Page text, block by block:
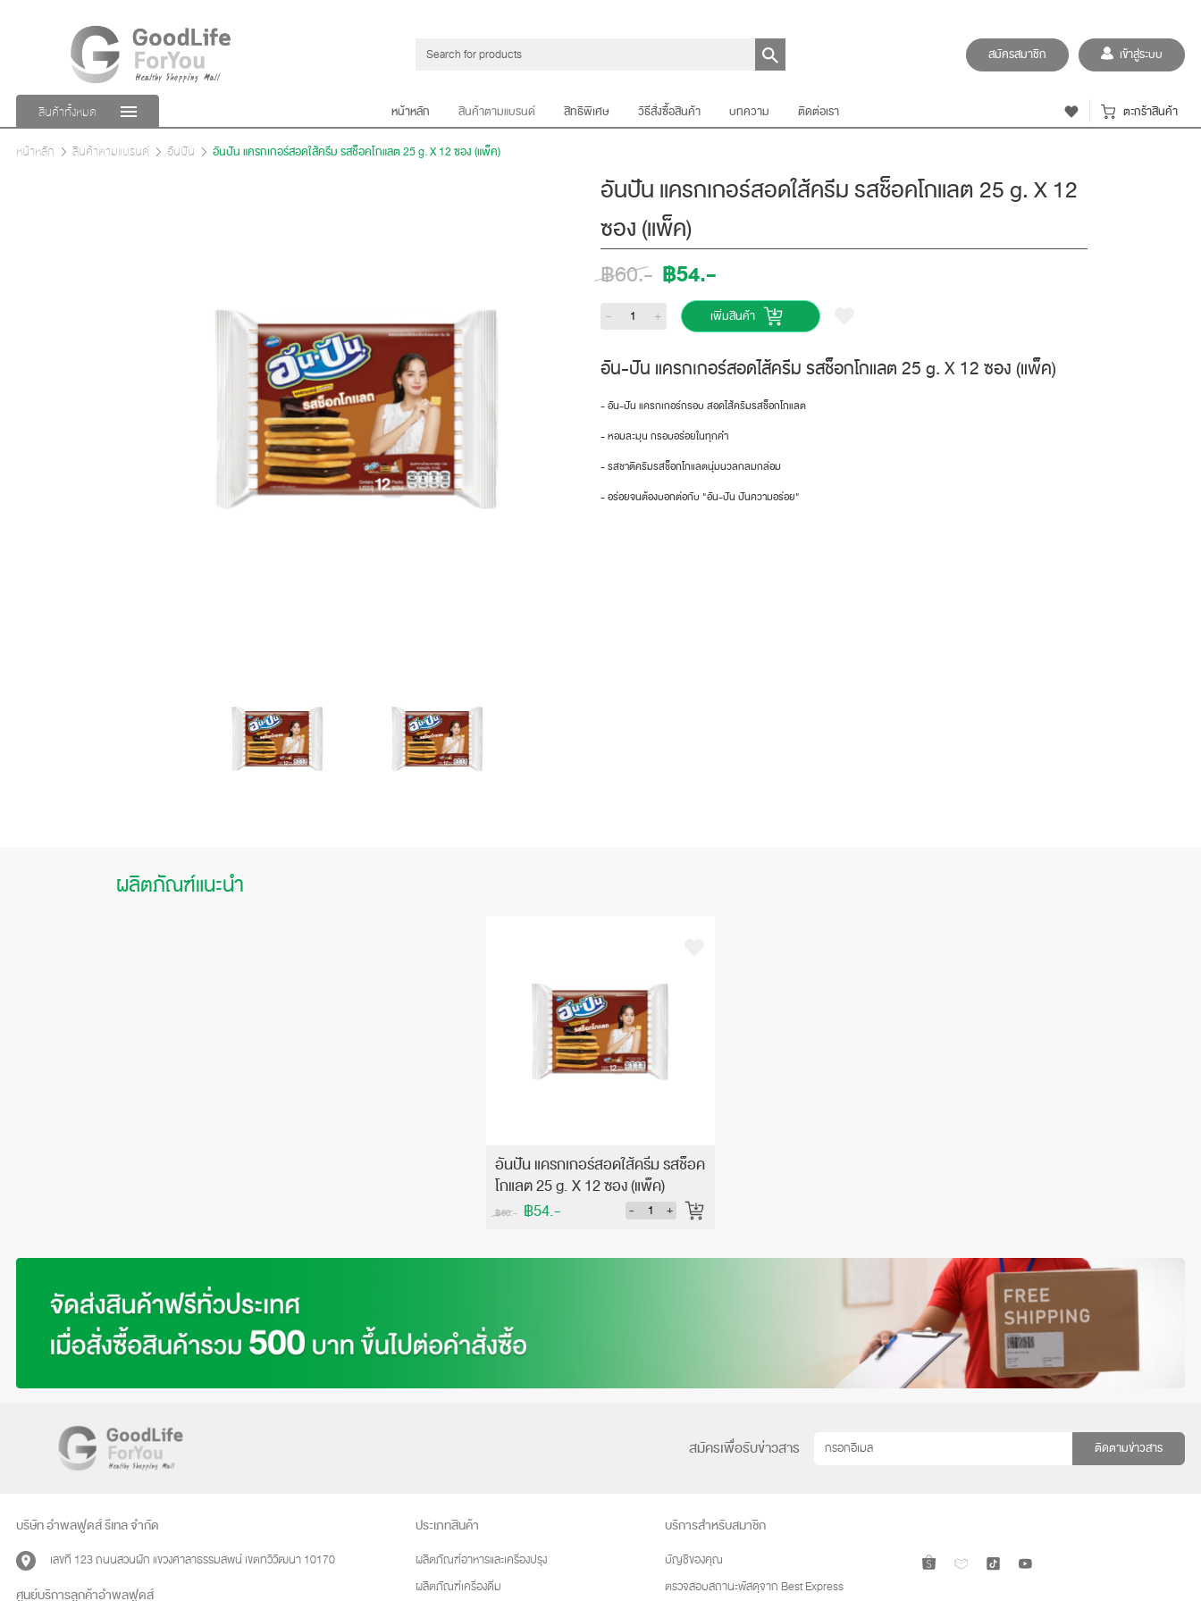
สมัครสมาชิก เข้าสู่ระบบ
สินค้าทั้งหมด หน้าหลัก สินค้าตามแบรนด์ สิทธิพิเศษ วิธีสั่งซื้อสินค้า บทความ ติดต่อเรา ตะกร้าสินค้า
หน้าหลัก สินค้าตามแบรนด์ อันปัน อันปัน แครกเกอร์สอดใส้ครีม รสช็อคโกแลต 25 g. X 12 ซอง (แพ็ค)
อันปัน แครกเกอร์สอดใส้ครีม รสช็อคโกแลต 25 g. X 12
ซอง (แพ็ค)
฿60.- ฿54.-
- + เพิ่มสินค้า
อัน-ปัน แครกเกอร์สอดไส้ครีม รสช็อกโกแลต 25 g. X 12 ซอง (แพ็ค)
- อัน-ปัน แครกเกอร์กรอบ สอดไส้ครีมรสช็อกโกแลต
- หอมละมุน กรอบอร่อยในทุกคำ
- รสชาติครีมรสช็อกโกแลตนุ่มนวลกลมกล่อม
- อร่อยจนต้องบอกต่อกับ "อัน-ปัน ปันความอร่อย"
ผลิตภัณฑ์แนะนำ
อันปัน แครกเกอร์สอดใส้ครีม รสช็อค
โกแลต 25 g. X 12 ซอง (แพ็ค)
฿60.- ฿54.- - +
สมัครเพื่อรับข่าวสาร ติดตามข่าวสาร
บริษัท อำพลฟูดส์ รีเทล จำกัด
เลขที่ 123 ถนนสวนผัก แขวงศาลาธรรมสพน์ เขตทวีวัฒนา 10170
ศูนย์บริการลูกค้าอำพลฟูดส์
ประเภทสินค้า
ผลิตภัณฑ์อาหารและเครื่องปรุง
ผลิตภัณฑ์เครื่องดื่ม
บริการสำหรับสมาชิก
บัญชีของคุณ
ตรวจสอบสถานะพัสดุจาก Best Express